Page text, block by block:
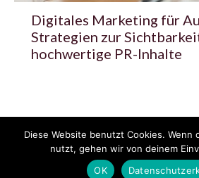
Digitales Marketing für
Strategien zur
hochwertige PR-Inhalte
© 2020 - 2025 Copyright -
Datenschutzerklärung Kontakt
Diese Website benutzt Cookies. Wenn
nutzt, gehen wir von deinem
OK